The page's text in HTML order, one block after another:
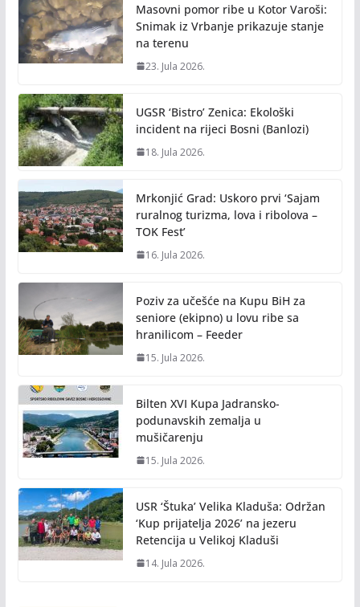
Masovni pomor ribe u Kotor Varoši:
Snimak iz Vrbanje prikazuje stanje
na terenu
23. Jula 2026.
UGSR ‘Bistro’ Zenica: Ekološki
incident na rijeci Bosni (Banlozi)
18. Jula 2026.
Mrkonjić Grad: Uskoro prvi ‘Sajam
ruralnog turizma, lova i ribolova –
TOK Fest’
16. Jula 2026.
Poziv za učešće na Kupu BiH za
seniore (ekipno) u lovu ribe sa
hranilicom – Feeder
15. Jula 2026.
Bilten XVI Kupa Jadransko-
podunavskih zemalja u
mušičarenju
15. Jula 2026.
USR ‘Štuka’ Velika Kladuša: Održan
‘Kup prijatelja 2026’ na jezeru
Retencija u Velikoj Kladuši
14. Jula 2026.